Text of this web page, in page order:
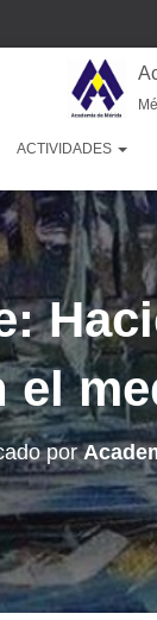
ACTIVIDADES
el
por